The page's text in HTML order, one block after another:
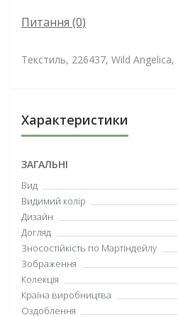
Питання (0)
Текстиль, 226437, Wild
Характеристики
ЗАГАЛЬНІ
Вид
Видимий колір
Дизайн
Догляд
Зносостійкість по Мартіндейлу
Зображення
Колекція
Країна виробництва
Оздоблення